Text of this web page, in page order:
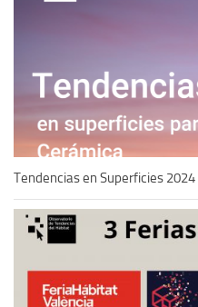
Tendencias en Superficies 2024